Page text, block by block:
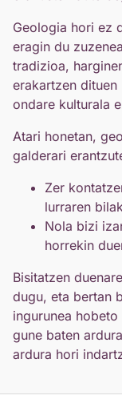
Geologia hori ez
eragin du
tradizioa,
erakartzen dituen
ondare kulturala
Atari honetan,
galderari
Zer
lurraren
Nola bizi
horrekin
Bisitatzen
dugu, eta bertan
ingurunea
gune baten
ardura hori